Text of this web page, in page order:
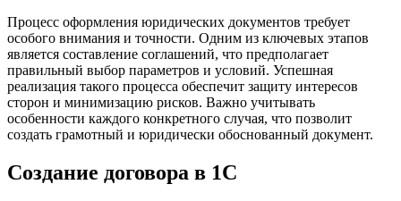
Процесс оформления юридических документов требует
особого внимания и точности. Одним из ключевых этапов
является составление соглашений, что предполагает
правильный выбор параметров и условий. Успешная
реализация такого процесса обеспечит защиту интересов
сторон и минимизацию рисков. Важно учитывать
особенности каждого конкретного случая, что позволит
создать грамотный и юридически обоснованный документ.
Создание договора в 1С